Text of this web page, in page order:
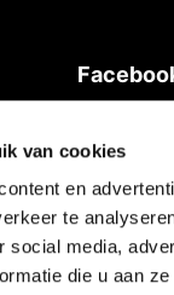
van cookies
en
te
social media,
die u aan
Cookies